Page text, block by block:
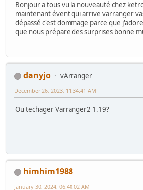
Bonjour a tous vu la nouveauté chez
maintenant évent qui arrive varranger
dépassé c'est dommage parce que
que nous prépare des surprises bonne
danyjo
vArranger
December 26, 2023, 11:34:41 AM
Ou techager Varranger2 1.19?
himhim1988
January 30, 2024, 06:40:02 AM